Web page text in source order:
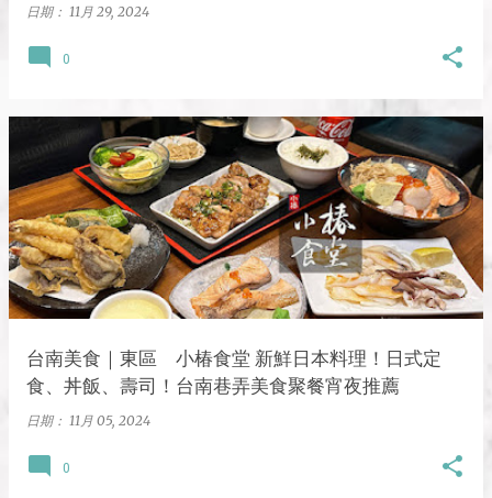
日期： 11月 29, 2024
0
台南美食｜東區 小椿食堂 新鮮日本料理！日式定
食、丼飯、壽司！台南巷弄美食聚餐宵夜推薦
日期： 11月 05, 2024
0